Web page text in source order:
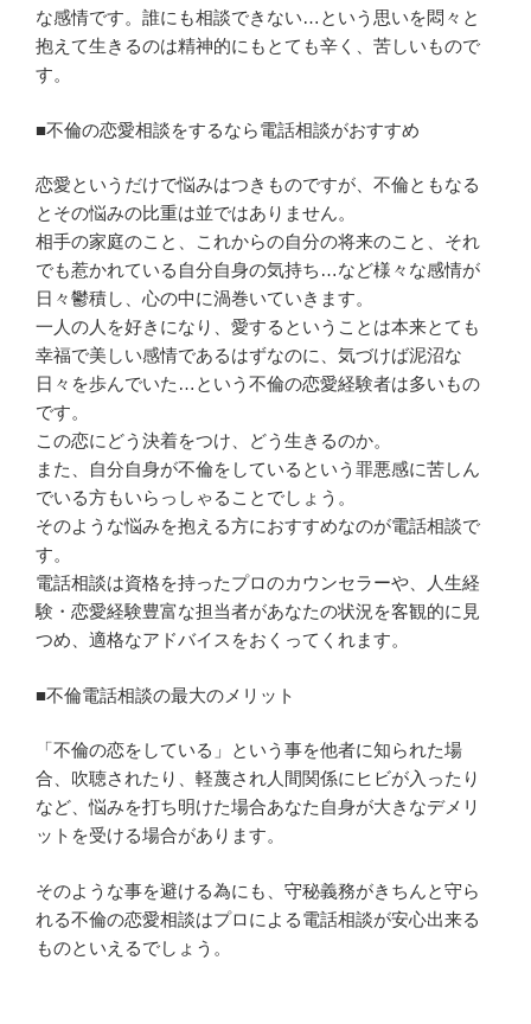
な感情です。誰にも相談できない…という思いを悶々と
抱えて生きるのは精神的にもとても辛く、苦しいもので
す。
■不倫の恋愛相談をするなら電話相談がおすすめ
恋愛というだけで悩みはつきものですが、不倫ともなる
とその悩みの比重は並ではありません。
相手の家庭のこと、これからの自分の将来のこと、それ
でも惹かれている自分自身の気持ち…など様々な感情が
日々鬱積し、心の中に渦巻いていきます。
一人の人を好きになり、愛するということは本来とても
幸福で美しい感情であるはずなのに、気づけば泥沼な
日々を歩んでいた…という不倫の恋愛経験者は多いもの
です。
この恋にどう決着をつけ、どう生きるのか。
また、自分自身が不倫をしているという罪悪感に苦しん
でいる方もいらっしゃることでしょう。
そのような悩みを抱える方におすすめなのが電話相談で
す。
電話相談は資格を持ったプロのカウンセラーや、人生経
験・恋愛経験豊富な担当者があなたの状況を客観的に見
つめ、適格なアドバイスをおくってくれます。
■不倫電話相談の最大のメリット
「不倫の恋をしている」という事を他者に知られた場
合、吹聴されたり、軽蔑され人間関係にヒビが入ったり
など、悩みを打ち明けた場合あなた自身が大きなデメリ
ットを受ける場合があります。
そのような事を避ける為にも、守秘義務がきちんと守ら
れる不倫の恋愛相談はプロによる電話相談が安心出来る
ものといえるでしょう。